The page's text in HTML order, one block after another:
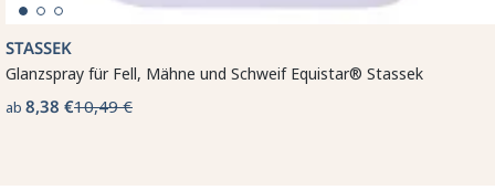
STASSEK
Glanzspray für Fell, Mähne und Schweif Equistar® Stassek
ab 8,38 €10,49 €